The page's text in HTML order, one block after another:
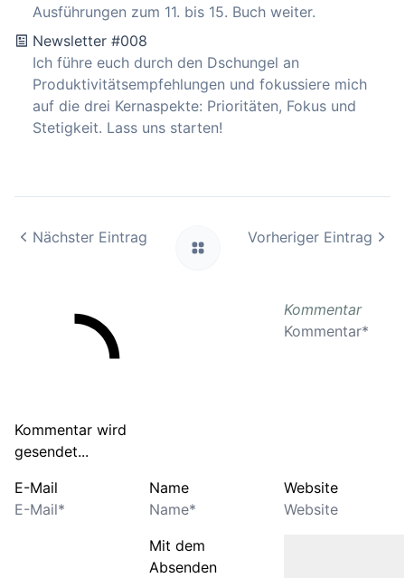
Ausführungen zum 11. bis 15. Buch weiter.
Newsletter #008
Ich führe euch durch den Dschungel an
Produktivitätsempfehlungen und fokussiere mich
auf die drei Kernaspekte: Prioritäten, Fokus und
Stetigkeit. Lass uns starten!
Nächster Eintrag Vorheriger Eintrag
Kommentar wird
gesendet...
Kommentar
E-Mail Name Website
Mit dem
Absenden